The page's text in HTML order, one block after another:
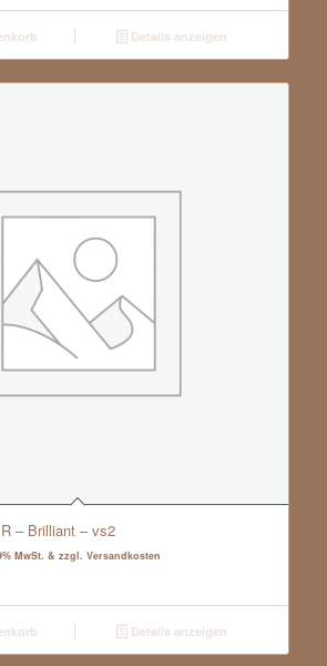
Details anzeigen
– Brilliant – vs2
MwSt. & zzgl. Versandkosten
Details anzeigen